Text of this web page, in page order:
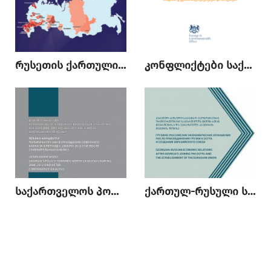
რუსეთის ქართული დიასპორა და ქართულ-რუსული ურთიერთობები კონფლიქტები საქართველოში: მიმდინარე ეტაპის თავისებურებები და ამოცანები
საქართველოს პოლიტიკა ჩრდილოეთ კავკასიის მიმართ 2008-2012 წლებში და მას შემდეგ: შედარებითი ანალიზი ქართულ-რუსული სავაჭრო-ეკონომიკური ურთიერთობები საქართელოს DCFTA-სთან მიერთებისა და ევრაზიული კავშირის შექმნის ფონზე